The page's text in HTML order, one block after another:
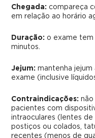
Chegada: compareça
em relação ao horário
Duração: o exame tem
minutos.
Jejum: mantenha
exame (inclusive
Contraindicações: não
pacientes com
intraoculares (lentes
postiços ou colados,
recentes (menos de